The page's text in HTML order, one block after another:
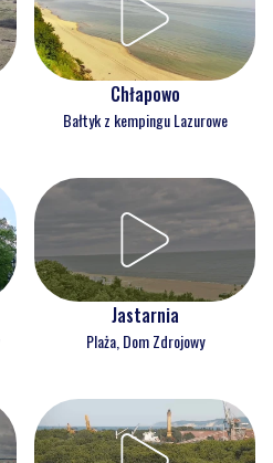
Chłapowo
Bałtyk z kempingu Lazurowe
Jastarnia
Plaża, Dom Zdrojowy